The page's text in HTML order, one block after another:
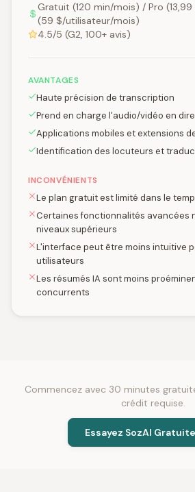
Gratuit (120 min/mois) / Pro
(59 $/utilisateur/mois)
4.5/5 (G2, 100+ avis)
AVANTAGES
Haute précision de transcription
Prend en charge l'audio/vidéo en
Applications mobiles et extensions
Identification des locuteurs et
INCONVÉNIENTS
Le plan gratuit est limité dans le
Certaines fonctionnalités avancées
niveaux supérieurs
L'interface peut être moins intuitive
utilisateurs
Les résumés IA sont moins
concurrents
Commencez avec 30 minutes
crédit requise.
Essayez SozAI